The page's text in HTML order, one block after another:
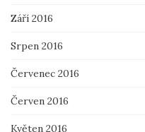
Září 2016
Srpen 2016
Červenec 2016
Červen 2016
Květen 2016